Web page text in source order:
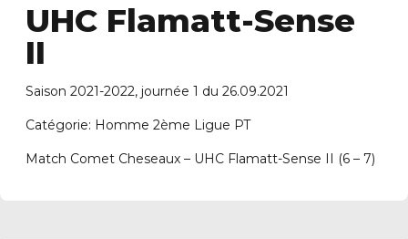
UHC Flamatt-Sense
II
Saison 2021-2022, journée 1 du 26.09.2021
Catégorie: Homme 2ème Ligue PT
Match Comet Cheseaux – UHC Flamatt-Sense II (6 – 7)